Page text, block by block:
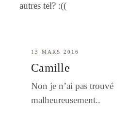
autres tel? :((
13 MARS 2016
Camille
Non je n’ai pas trouvé
malheureusement..